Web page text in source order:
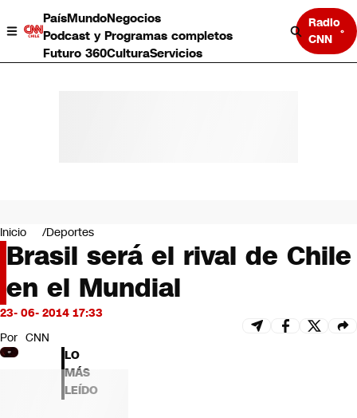
PaísMundoNegocios
Podcast y Programas completos
Futuro 360CulturaServicios
Radio
CNN
Negocios
Deportes
Programas completos
Cultura
Servicios
Bits
CNN Data
CNN tiempo
Futuro 360
Inicio Deportes
Brasil será el rival de Chile
en el Mundial
23- 06- 2014 17:33
Por CNN
LO
MÁS
LEÍDO